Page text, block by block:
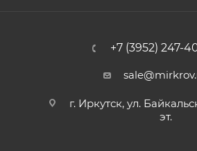
+7 (3952) 247-
г. Иркутск, ул.
эт.